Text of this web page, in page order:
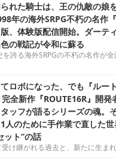
れた騎士は、王の仇敵の娘
年の海外SRPG不朽の名作
、体験版配信開始。ダーテ
の戦記が令和に蘇る
誇る海外SRPGの不朽の名作が
ロボになった、でも『ルー
全新作『ROUTE16R』開発
ッフが語るシリーズの魂。
人のために手作業で直した
ット”の話
け継がれる過去と、新たに生まれ